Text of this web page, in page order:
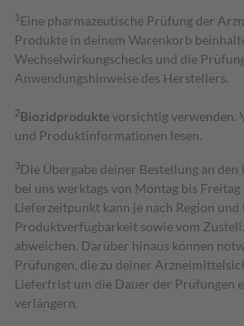
1 Eine pharmazeutische Prüfung der
Produkte in deinem Warenkorb
Wechselwirkungschecks und die
Anwendungshinweise des Herstellers.
2Biozidproduktevorsichtig verwenden.
und Produktinformationen lesen.
3Die Übergabe deiner Bestellung an
bei uns werktags von Montag bis
Lieferzeitpunkt kann je nach Region
Produktverfügbarkeit sowie vom
abweichen. Darüber hinaus können
Prüfungen, die zu deiner
Lieferfrist um die Dauer der Prüfungen
verlängern.